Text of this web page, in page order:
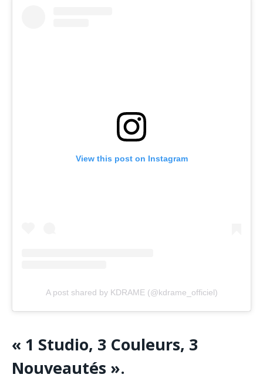
View this post on Instagram
A post shared by KDRAME (@kdrame_officiel)
« 1 Studio, 3 Couleurs, 3
Nouveautés ».